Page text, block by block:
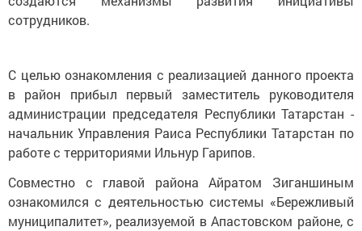
сотрудников.
С целью ознакомления с реализацией данного проекта
в район прибыл первый заместитель руководителя
администрации председателя Республики Татарстан -
начальник Управления Раиса Республики Татарстан по
работе с территориями Ильнур Гарипов.
Совместно с главой района Айратом Зиганшиным
ознакомился с деятельностью системы «Бережливый
муниципалитет», реализуемой в Апастовском районе, с